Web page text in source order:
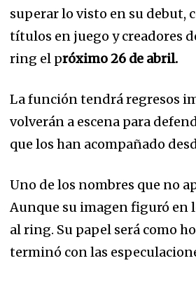
superar lo visto en su debut,
títulos en juego y creadores
ring el próximo 26 de abril.
La función tendrá regresos
volverán a escena para
que los han acompañado
Uno de los nombres que no
Aunque su imagen figuró en
al ring. Su papel será como
terminó con las